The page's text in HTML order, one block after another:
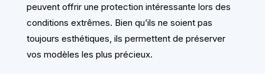
peuvent offrir une protection intéressante lors des
conditions extrêmes. Bien qu’ils ne soient pas
toujours esthétiques, ils permettent de préserver
vos modèles les plus précieux.